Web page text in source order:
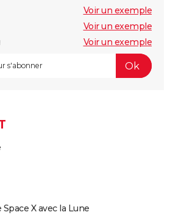
Voir un exemple
Voir un exemple
Voir un exemple
X avec la Lune